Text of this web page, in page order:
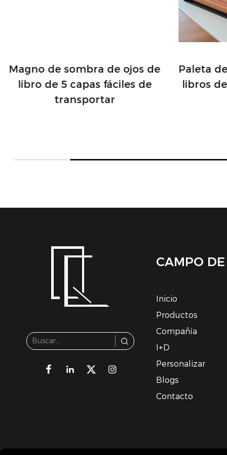
Magno de sombra de ojos de
libro de 5 capas fáciles de
transportar
Paleta
libros
CAMPO
Inicio
Productos
Compañía
I+D
Personalizar
Blogs
Contacto